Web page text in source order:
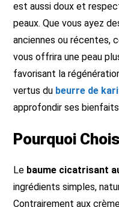
est aussi doux et
peaux. Que vous ayez
anciennes ou récentes,
vous offrira une peau
favorisant la
vertus du beurre de
approfondir ses
Pourquoi
Le baume cicatrisant
ingrédients simples,
Contrairement aux